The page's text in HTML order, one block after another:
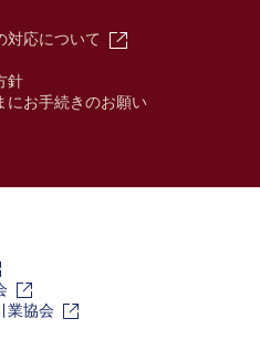
対応について
針
にお手続きのお願い
業協会